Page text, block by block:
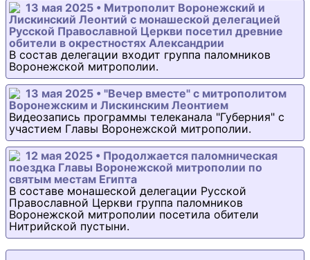
13 мая 2025 • Митрополит Воронежский и
Лискинский Леонтий с монашеской делегацией
Русской Православной Церкви посетил древние
обители в окрестностях Александрии
В состав делегации входит группа паломников
Воронежской митрополии.
13 мая 2025 • "Вечер вместе" с митрополитом
Воронежским и Лискинским Леонтием
Видеозапись программы телеканала "Губерния" с
участием Главы Воронежской митрополии.
12 мая 2025 • Продолжается паломническая
поездка Главы Воронежской митрополии по
святым местам Египта
В составе монашеской делегации Русской
Православной Церкви группа паломников
Воронежской митрополии посетила обители
Нитрийской пустыни.